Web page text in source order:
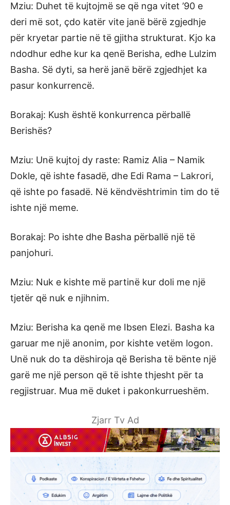
Mziu: Duhet të kujtojmë se që nga vitet ’90 e
deri më sot, çdo katër vite janë bërë zgjedhje
për kryetar partie në të gjitha strukturat. Kjo ka
ndodhur edhe kur ka qenë Berisha, edhe Lulzim
Basha. Së dyti, sa herë janë bërë zgjedhjet ka
pasur konkurrencë.
Borakaj: Kush është konkurrenca përballë
Berishës?
Mziu: Unë kujtoj dy raste: Ramiz Alia – Namik
Dokle, që ishte fasadë, dhe Edi Rama – Lakrori,
që ishte po fasadë. Në këndvështrimin tim do të
ishte një meme.
Borakaj: Po ishte dhe Basha përballë një të
panjohuri.
Mziu: Nuk e kishte më partinë kur doli me një
tjetër që nuk e njihnim.
Mziu: Berisha ka qenë me Ibsen Elezi. Basha ka
garuar me një anonim, por kishte vetëm logon.
Unë nuk do ta dëshiroja që Berisha të bënte një
garë me një person që të ishte thjesht për ta
regjistruar. Mua më duket i pakonkurrueshëm.
Zjarr Tv Ad